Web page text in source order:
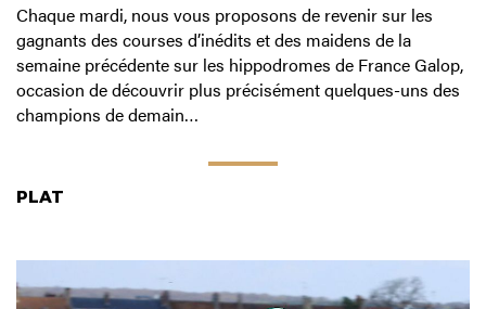
Chaque mardi, nous vous proposons de revenir sur les
gagnants des courses d’inédits et des maidens de la
semaine précédente sur les hippodromes de France Galop,
occasion de découvrir plus précisément quelques-uns des
champions de demain…
PLAT